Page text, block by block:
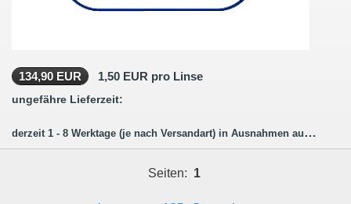
134,90 EUR 1,50 EUR pro Linse
ungefähre Lieferzeit:
derzeit 1 - 8 Werktage (je nach Versandart) in Ausnahmen auch länger.
Seiten: 1